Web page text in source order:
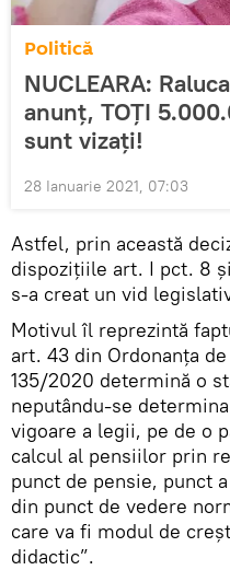
Politică
NUCLEARA:
anunț, TOȚI
sunt vizați!
28 Ianuarie 2021, 07:03
Astfel, prin această
dispozițiile art. I pct. 8
s-a creat un vid
Motivul îl reprezintă
art. 43 din Ordonanța
135/2020 determină o
neputându-se
vigoare a legii, pe de o
calcul al pensiilor prin
punct de pensie, punct
din punct de vedere
care va fi modul de
didactic”.